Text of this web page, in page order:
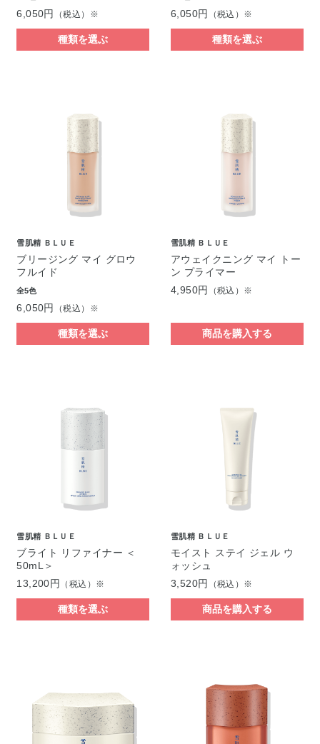
6,050円 （税込）※
種類を選ぶ
6,050円 （税込）※
種類を選ぶ
雪肌精 ＢＬＵＥ
ブリージング マイ グロウ
フルイド
全5色
6,050円 （税込）※
種類を選ぶ
雪肌精 ＢＬＵＥ
アウェイクニング マイ トー
ン プライマー
4,950円
（税込）※
商品を購入する
雪肌精 ＢＬＵＥ
ブライト リファイナー ＜
50mL＞
13,200円
（税込）※
種類を選ぶ
雪肌精 ＢＬＵＥ
モイスト ステイ ジェル ウ
ォッシュ
3,520円
（税込）※
商品を購入する